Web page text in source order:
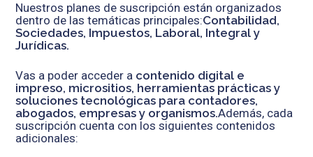
Nuestros planes de suscripción están organizados
dentro de las temáticas principales:Contabilidad,
Sociedades, Impuestos, Laboral, Integral y
Jurídicas.
Vas a poder acceder a contenido digital e
impreso, micrositios, herramientas prácticas y
soluciones tecnológicas para contadores,
abogados, empresas y organismos.Además, cada
suscripción cuenta con los siguientes contenidos
adicionales: